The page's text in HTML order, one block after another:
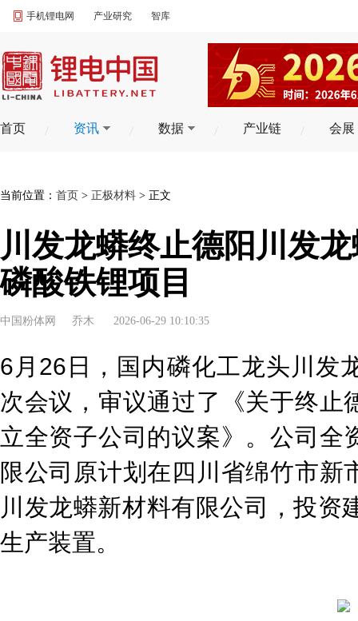
手机锂电网 产业研究 智库
首页 资讯 数据 产业链 会展
当前位置： 首页 > 正极材料 > 正文
川发龙蟒终止德阳川发
磷酸铁锂项目
中国粉体网 乔木 2026-06-29 10:10:35
6月26日，国内磷化工龙头川发
次会议，审议通过了《关于终止
立全资子公司的议案》。公司全
限公司原计划在四川省绵竹市
川发龙蟒新材料有限公司，投资
生产装置。